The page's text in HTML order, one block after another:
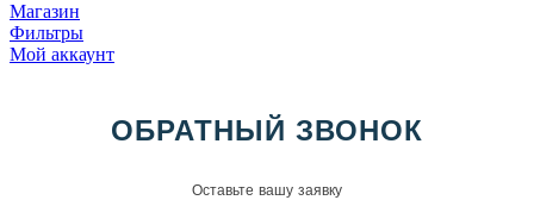
Магазин
Фильтры
Мой аккаунт
ОБРАТНЫЙ ЗВОНОК
Оставьте вашу заявку